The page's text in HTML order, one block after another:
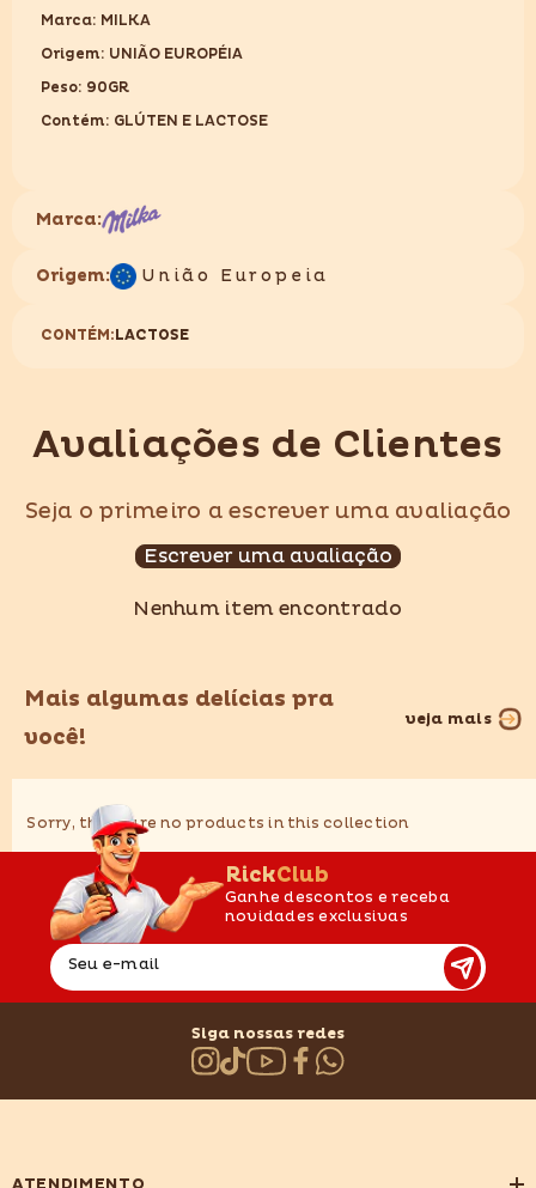
Marca: MILKA
Origem: UNIÃO EUROPÉIA
Peso: 90GR
Contém: GLÚTEN E LACTOSE
Marca:
Origem: União Europeia
CONTÉM:LACTOSE
Avaliações de Clientes
Seja o primeiro a escrever uma avaliação
Escrever uma avaliação
Nenhum item encontrado
Mais algumas delícias pra
você!
veja mais
Sorry, there are no products in this collection
RickClub
Ganhe descontos e receba
novidades exclusivas
Seu e-mail
Siga nossas redes